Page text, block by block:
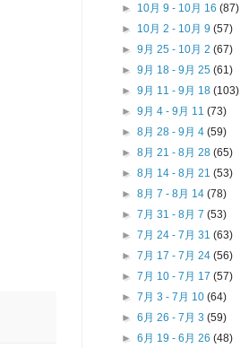
► 10月 9 - 10月 16(87)
► 10月 2 - 10月 9(57)
►9月 25 - 10月 2(67)
►9月 18 - 9月 25(61)
►9月 11 - 9月 18(103)
►9月 4 - 9月 11(73)
►8月 28 - 9月 4(59)
►8月 21 - 8月 28(65)
►8月 14 - 8月 21(53)
►8月 7 - 8月 14(78)
►7月 31 - 8月 7(53)
►7月 24 - 7月 31(63)
►7月 17 - 7月 24(56)
►7月 10 - 7月 17(57)
►7月 3 - 7月 10(64)
►6月 26 - 7月 3(59)
►6月 19 - 6月 26(48)